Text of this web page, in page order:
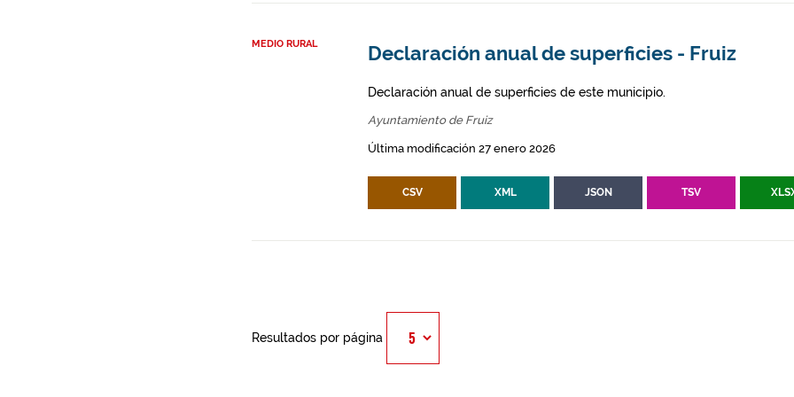
MEDIO RURAL Declaración anual de superficies - Fruiz
Declaración anual de superficies de este municipio.
Ayuntamiento de Fruiz
Última modificación 27 enero 2026
CSV XML JSON TSV
Resultados por página